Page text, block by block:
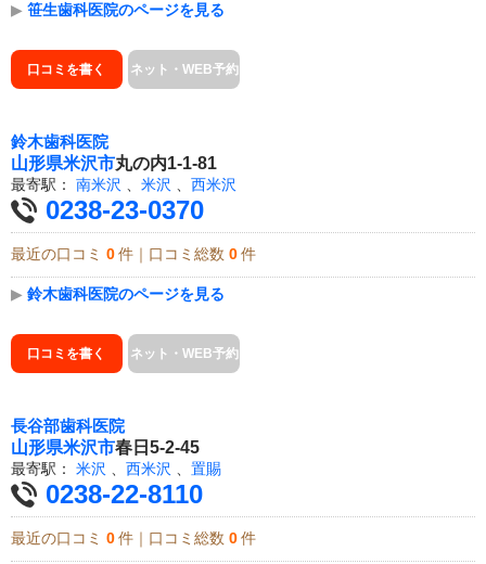
▶ 笹生歯科医院のページを見る
口コミを書く ネット・WEB予約
鈴木歯科医院
山形県米沢市丸の内1-1-81
最寄駅： 南米沢 米沢 西米沢
0238-23-0370
最近の口コミ 0 件｜口コミ総数 0 件
▶ 鈴木歯科医院のページを見る
口コミを書く ネット・WEB予約
長谷部歯科医院
山形県米沢市春日5-2-45
最寄駅： 米沢 西米沢 置賜
0238-22-8110
最近の口コミ 0 件｜口コミ総数 0 件